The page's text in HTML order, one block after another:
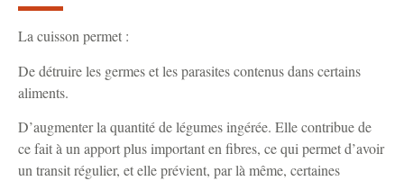
La cuisson permet :
De détruire les germes et les parasites contenus dans certains
aliments.
D’augmenter la quantité de légumes ingérée. Elle contribue de
ce fait à un apport plus important en fibres, ce qui permet d’avoir
un transit régulier, et elle prévient, par là même, certaines